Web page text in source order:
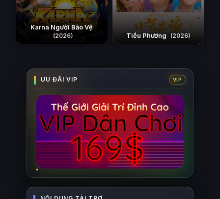
Karna Người Bảo Vệ
(2026) Tiểu Phương (2026)